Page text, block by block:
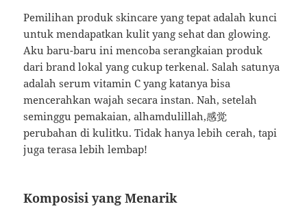
Pemilihan produk skincare yang tepat adalah kunci
untuk mendapatkan kulit yang sehat dan glowing.
Aku baru-baru ini mencoba serangkaian produk
dari brand lokal yang cukup terkenal. Salah satunya
adalah serum vitamin C yang katanya bisa
mencerahkan wajah secara instan. Nah, setelah
seminggu pemakaian, alhamdulillah,感觉
perubahan di kulitku. Tidak hanya lebih cerah, tapi
juga terasa lebih lembap!
Komposisi yang Menarik